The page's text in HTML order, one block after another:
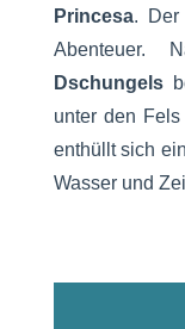
Princesa. Der
Abenteuer.
Dschungels
unter den
enthüllt sich
Wasser und